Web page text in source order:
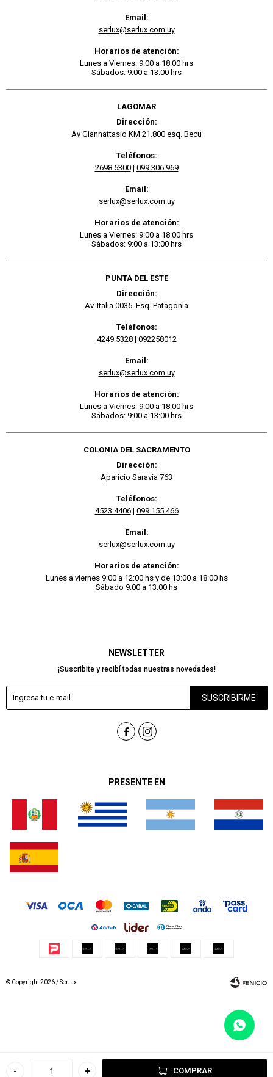
- + COMPRAR
PRESENTE EN
NEWSLETTER
¡Suscribite y recibí todas nuestras novedades!
SUSCRIBIRME
 
Email:
serlux@serlux.com.uy
Horarios de atención:
Lunes a Viernes: 9:00 a 18:00 hrs
Sábados: 9:00 a 13:00 hrs
LAGOMAR
Dirección:
Av Giannattasio KM 21.800 esq. Becu
Teléfonos:
2698 5300| 099 306 969
Email:
serlux@serlux.com.uy
Horarios de atención:
Lunes a Viernes: 9:00 a 18:00 hrs
Sábados: 9:00 a 13:00 hrs
PUNTA DEL ESTE
Dirección:
Av. Italia 0035. Esq. Patagonia
Teléfonos:
4249 5328| 092258012
Email:
serlux@serlux.com.uy
Horarios de atención:
Lunes a Viernes: 9:00 a 18:00 hrs
Sábados: 9:00 a 13:00 hrs
COLONIA DEL SACRAMENTO
Dirección:
Aparicio Saravia 763
Teléfonos:
4523 4406| 099 155 466
Email:
serlux@serlux.com.uy
Horarios de atención:
Lunes a viernes 9:00 a 12:00 hs y de 13:00 a 18:00 hs
Sábado 9:00 a 13:00 hs
© Copyright 2026 / Serlux